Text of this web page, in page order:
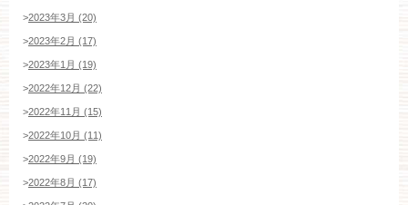
>2023年3月 (20)
>2023年2月 (17)
>2023年1月 (19)
>2022年12月 (22)
>2022年11月 (15)
>2022年10月 (11)
>2022年9月 (19)
>2022年8月 (17)ブライダルフェア・見学ご希望のお客様